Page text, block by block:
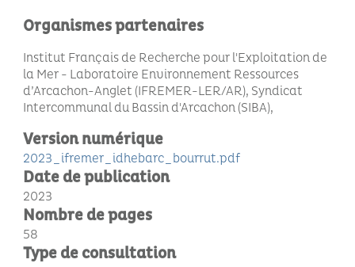
Organismes partenaires
Institut Français de Recherche pour l'Exploitation de
la Mer - Laboratoire Environnement Ressources
d’Arcachon-Anglet (IFREMER-LER/AR), Syndicat
Intercommunal du Bassin d'Arcachon (SIBA)
Version numérique
2023_ifremer_idhebarc_bourrut.pdf
Date de publication
2023
Nombre de pages
58
Type de consultation